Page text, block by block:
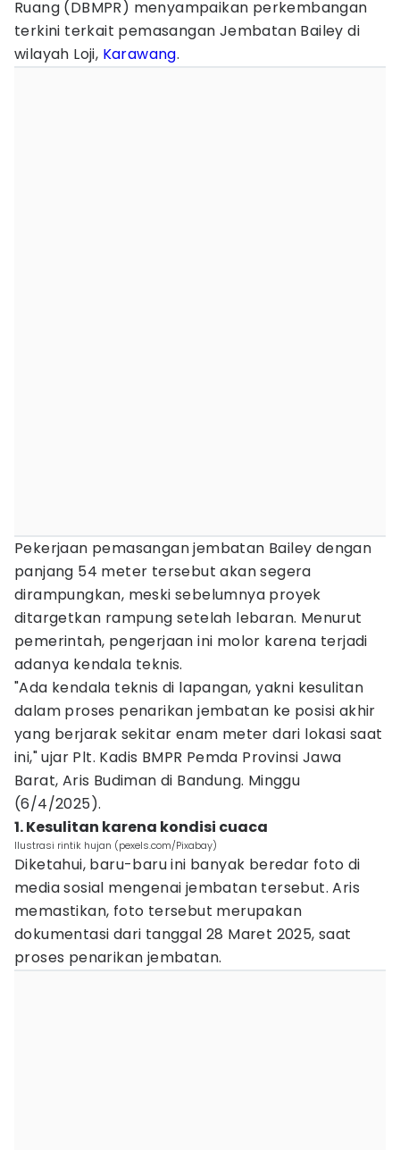
Ruang (DBMPR) menyampaikan perkembangan
terkini terkait pemasangan Jembatan Bailey di
wilayah Loji, Karawang.
Pekerjaan pemasangan jembatan Bailey dengan
panjang 54 meter tersebut akan segera
dirampungkan, meski sebelumnya proyek
ditargetkan rampung setelah lebaran. Menurut
pemerintah, pengerjaan ini molor karena terjadi
adanya kendala teknis.
"Ada kendala teknis di lapangan, yakni kesulitan
dalam proses penarikan jembatan ke posisi akhir
yang berjarak sekitar enam meter dari lokasi saat
ini," ujar Plt. Kadis BMPR Pemda Provinsi Jawa
Barat, Aris Budiman di Bandung. Minggu
(6/4/2025).
1. Kesulitan karena kondisi cuaca
Ilustrasi rintik hujan (pexels.com/Pixabay)
Diketahui, baru-baru ini banyak beredar foto di
media sosial mengenai jembatan tersebut. Aris
memastikan, foto tersebut merupakan
dokumentasi dari tanggal 28 Maret 2025, saat
proses penarikan jembatan.